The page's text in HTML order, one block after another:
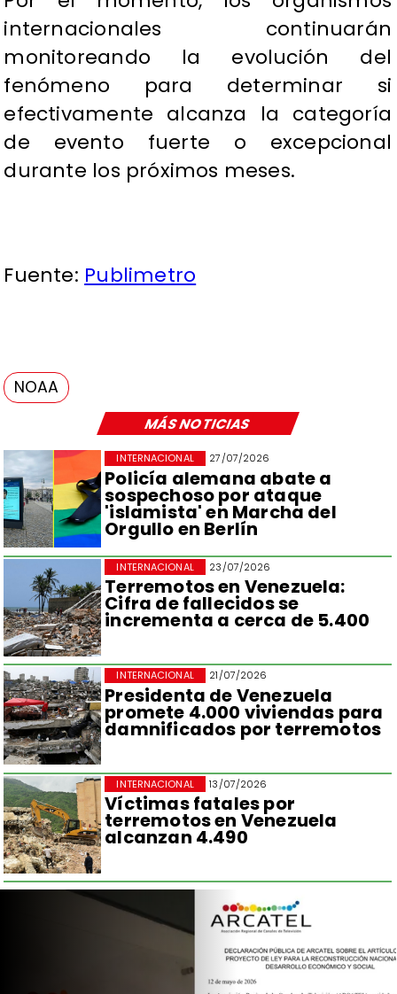
MÁS NOTICIAS
27/07/2026
Policía alemana abate a
sospechoso por ataque
'islamista' en Marcha del
Orgullo en Berlín
INTERNACIONAL
23/07/2026
Terremotos en Venezuela:
Cifra de fallecidos se
incrementa a cerca de 5.400
INTERNACIONAL
21/07/2026
Presidenta de Venezuela
promete 4.000 viviendas para
damnificados por terremotos
INTERNACIONAL
13/07/2026
Víctimas fatales por
terremotos en Venezuela
alcanzan 4.490
INTERNACIONAL
internacionales continuarán
monitoreando la evolución del
fenómeno para determinar si
efectivamente alcanza la categoría
de evento fuerte o excepcional
durante los próximos meses.
Fuente: Publimetro
NOAA